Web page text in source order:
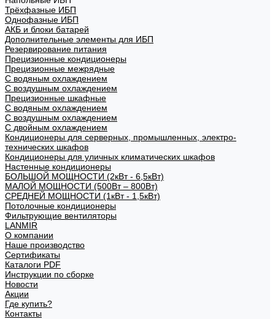
Трёхфазные ИБП
Однофазные ИБП
АКБ и блоки батарей
Дополнительные элементы для ИБП
Резервирование питания
Прецизионные кондиционеры
Прецизионные межрядные
С водяным охлаждением
С воздушным охлаждением
Прецизионные шкафные
С водяным охлаждением
С воздушным охлаждением
С двойным охлаждением
Кондиционеры для серверных, промышленных, электро-
технических шкафов
Кондиционеры для уличных климатических шкафов
Настенные кондиционеры
БОЛЬШОЙ МОЩНОСТИ (2кВт - 6,5кВт)
МАЛОЙ МОЩНОСТИ (500Вт – 800Вт)
СРЕДНЕЙ МОЩНОСТИ (1кВт - 1,5кВт)
Потолочные кондиционеры
Фильтрующие вентиляторы
LANMIR
О компании
Наше производство
Сертификаты
Каталоги PDF
Инструкции по сборке
Новости
Акции
Где купить?
Контакты